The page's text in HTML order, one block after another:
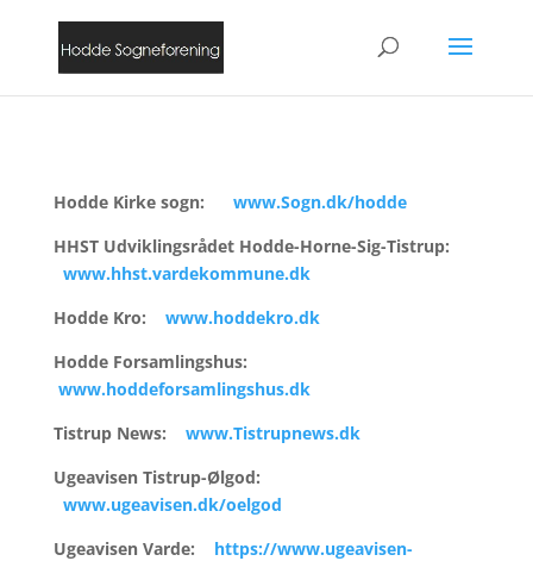
Hodde Kirke sogn:
www.Sogn.dk/hodde
HHST Udviklingsrådet Hodde-Horne-Sig-Tistrup:
www.hhst.vardekommune.dk
Hodde Kro: www.hoddekro.dk
Hodde Forsamlingshus:
www.hoddeforsamlingshus.dk
Tistrup News: www.Tistrupnews.dk
Ugeavisen Tistrup-Ølgod:
www.ugeavisen.dk/oelgod
Ugeavisen Varde: https://www.ugeavisen-